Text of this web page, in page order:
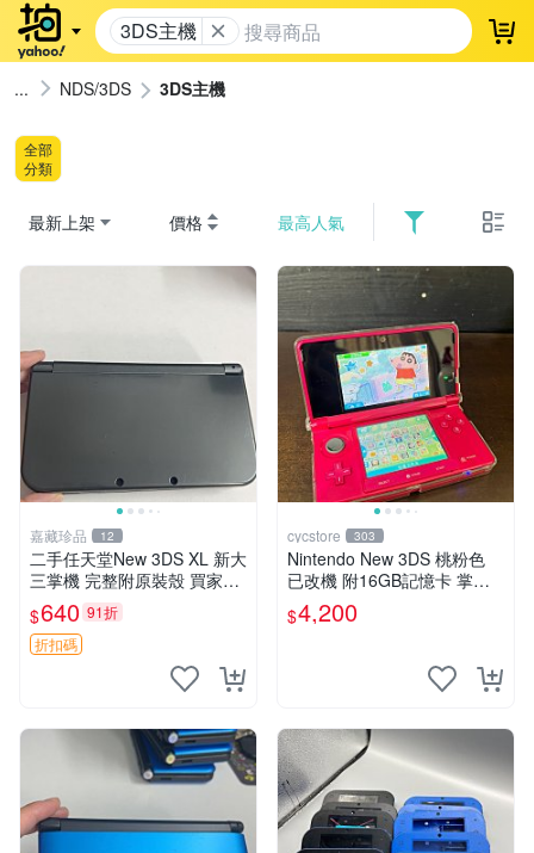
3DS主機 登
NDS/3DS 3DS主機
全部
分類
最新上架 價格 最高人氣
嘉藏珍品 12
二手任天堂New 3DS XL 新大
三掌機 完整附原裝殼 買家拍
後詳聊 新大三、任天堂3DS
XL、二手掌機
$640 91折
折扣碼
cycstore 303
Nintendo New 3DS 桃粉色
已改機 附16GB記憶卡 掌上
型遊戲主機 收藏熱門
$4,200